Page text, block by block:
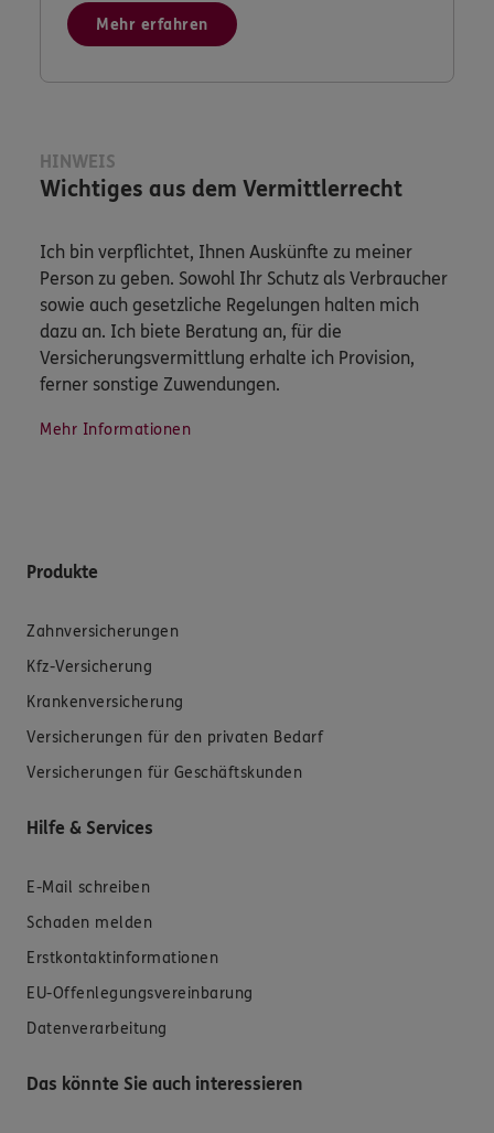
Mehr erfahren
HINWEIS
Wichtiges aus dem Vermittlerrecht
Ich bin verpflichtet, Ihnen Auskünfte zu meiner
Person zu geben. Sowohl Ihr Schutz als Verbraucher
sowie auch gesetzliche Regelungen halten mich
dazu an. Ich biete Beratung an, für die
Versicherungsvermittlung erhalte ich Provision,
ferner sonstige Zuwendungen.
Mehr Informationen
Produkte
Zahnversicherungen
Kfz-Versicherung
Krankenversicherung
Versicherungen für den privaten Bedarf
Versicherungen für Geschäftskunden
Hilfe & Services
E-Mail schreiben
Schaden melden
Erstkontaktinformationen
EU-Offenlegungsvereinbarung
Datenverarbeitung
Das könnte Sie auch interessieren